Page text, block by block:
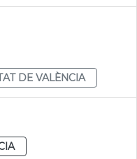
DE VALÈNCIA